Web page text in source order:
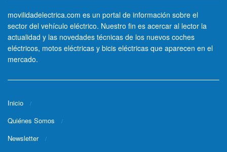
movilidadelectrica.com es un portal de información sobre el
sector del vehículo eléctrico. Nuestro fin es acercar al lector la
actualidad y las novedades técnicas de los nuevos coches
eléctricos, motos eléctricas y bicis eléctricas que aparecen en el
mercado.
Inicio
Quiénes Somos
Newsletter